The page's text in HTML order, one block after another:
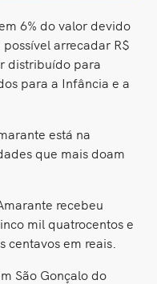
6% do valor devido
arrecadar R$
distribuído para
para a Infância e a
está na
que mais doam
recebeu
mil quatrocentos e
centavos em reais.
São Gonçalo do